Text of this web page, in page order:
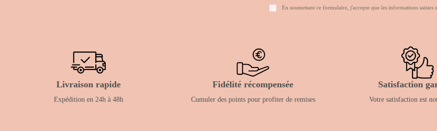
En soumettant ce formulaire, j'accepte que les informations
Livraison rapide
Expédition en 24h à 48h
Fidélité récompensée
Cumuler des points pour profiter de remises
Satisfaction
Votre satisfaction est